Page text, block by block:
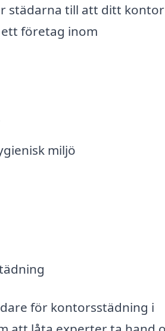
städarna till att ditt
företag inom
miljö
för kontorsstädning i